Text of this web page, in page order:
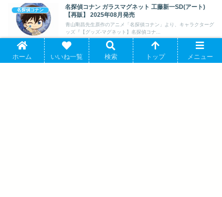
名探偵コナン
名探偵コナン ガラスマグネット 工藤新一SD(アート)
【再販】 2025年08月発売
青山剛昌先生原作のアニメ「名探偵コナン」より、キャラクターグ
ッズ『【グッズ-マグネット】名探偵コナ...
名探偵コナン
名探偵コナン クリアカード(ランダム) PALE TONE
ホーム いいね一覧 検索 トップ メニュー